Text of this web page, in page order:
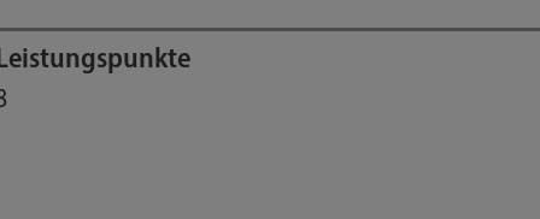
Leistungspunkte